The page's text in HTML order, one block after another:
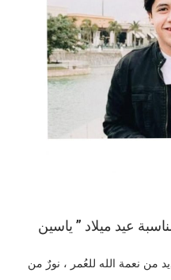
عيد ميلاد ” ياسين
من نعمة الله للعُمر ، نورٌ من